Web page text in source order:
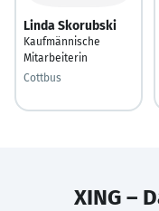
Linda Skorubski
Kaufmännische
Mitarbeiterin
Cottbus
XING –